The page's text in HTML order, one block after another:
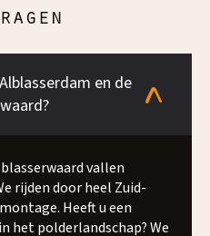
en de
vallen
rijden door heel Zuid-
Heeft u een
het polderlandschap? We